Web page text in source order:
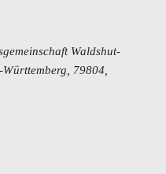
Waldshut-
79804,